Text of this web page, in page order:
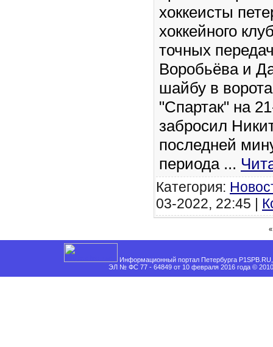
хоккеисты
хоккейного
точных
Воробьёва и
шайбу в
"Спартак" на
забросил
последней
периода ...
Категория:
03-2022, 22:45 |
«
Информационный портал Петербурга
ЭЛ № ФС 77 - 64849 от 10 февраля 2016 года ©